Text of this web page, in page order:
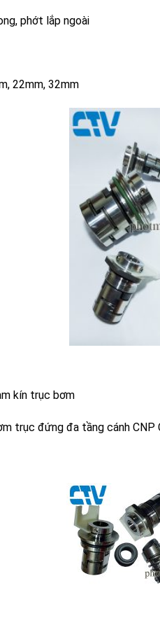
phớt lắp ngoài
22mm, 32mm
kín trục bơm
trục đứng đa tầng cánh